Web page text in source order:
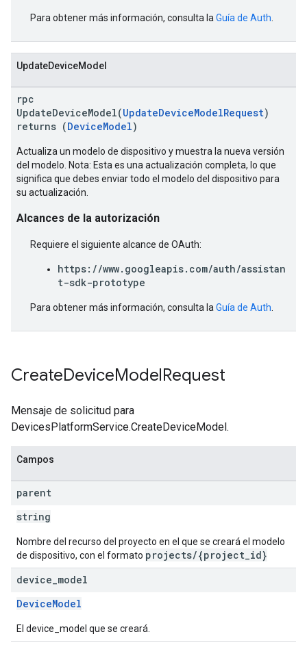
Para obtener más información, consulta la Guía de Auth
UpdateDeviceModel
rpc
UpdateDeviceModel(UpdateDeviceModelRequest)
returns (DeviceModel)
Actualiza un modelo de dispositivo y muestra la nueva versión
del modelo. Nota: Esta es una actualización completa, lo que
significa que debes enviar todo el modelo del dispositivo para
su actualización.
Alcances de la autorización
Requiere el siguiente alcance de OAuth:
https://www.googleapis.com/auth/assistan
t-sdk-prototype
Para obtener más información, consulta la Guía de Auth
CreateDeviceModelRequest
Mensaje de solicitud para
DevicesPlatformService.CreateDeviceModel.
Campos
parent
string
Nombre del recurso del proyecto en el que se creará el modelo
de dispositivo, con el formato projects/{project_id}
device model
DeviceModel
El device_model que se creará.